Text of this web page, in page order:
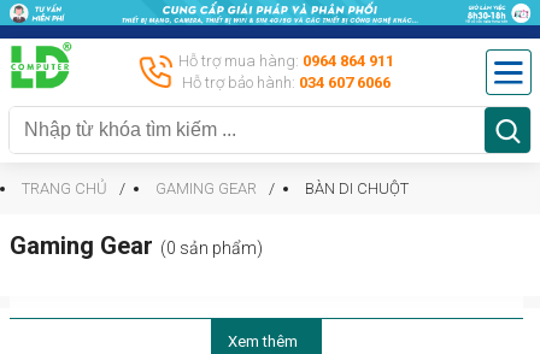
Hỗ trợ mua hàng: 0964 864 911
Hỗ trợ bảo hành: 034 607 6066
TRANG CHỦ GAMING GEAR BÀN DI CHUỘT
Gaming Gear (0 sản phẩm)
Xem thêm